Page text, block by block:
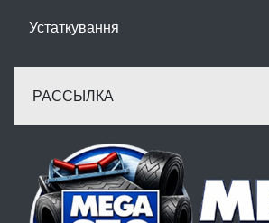
Устаткування
РАССЫЛКА